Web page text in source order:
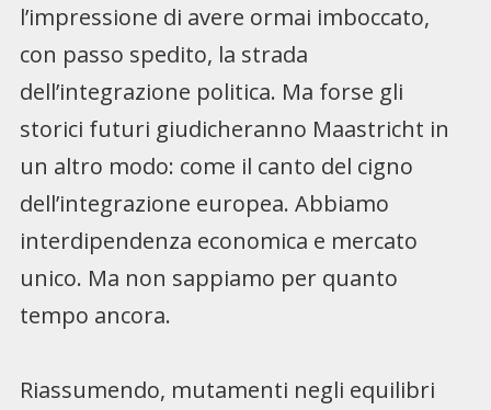
l’impressione di avere ormai imboccato,
con passo spedito, la strada
dell’integrazione politica. Ma forse gli
storici futuri giudicheranno Maastricht in
un altro modo: come il canto del cigno
dell’integrazione europea. Abbiamo
interdipendenza economica e mercato
unico. Ma non sappiamo per quanto
tempo ancora.
Riassumendo, mutamenti negli equilibri